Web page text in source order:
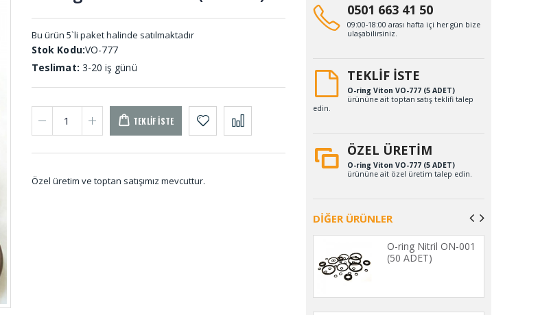
Bu ürün 5`li paket halinde satılmaktadır
Stok Kodu:VO-777
Teslimat: 3-20 iş günü
TEKLIF İSTE
Özel üretim ve toptan satışımız mevcuttur.
0501 663 41 50
09:00-18:00 arası hafta içi her gün bize
ulaşabilirsiniz.
TEKLİF İSTE
O-ring Viton VO-777 (5 ADET)
ürününe ait toptan satış teklifi talep
edin.
ÖZEL ÜRETİM
O-ring Viton VO-777 (5 ADET)
ürününe ait özel üretim talep edin.
DİĞER ÜRÜNLER
O-ring Nitril ON-001
(50 ADET)